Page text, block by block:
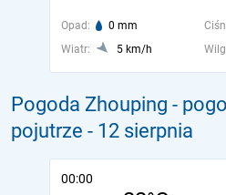
Opad: 0 mm
Wiatr:
5 km/h
Pogoda Zhouping -
pojutrze - 12 sierpnia
00:00